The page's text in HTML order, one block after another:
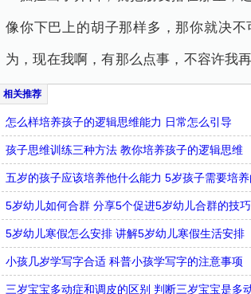
像你下巴上的胡子那样多，那你就决
为，现在我啊，有那么点事，不容许我
怎么样培养孩子的逻辑思维能力 日常怎么引导
孩子思维训练三种方法 教你培养孩子的逻辑思维
五岁的孩子应该培养他什么能力 5岁孩子需要培养
5岁幼儿如何合群 分享5个促进5岁幼儿合群的技巧
5岁幼儿寒假怎么安排 讲解5岁幼儿寒假生活安排
小孩几岁学写字合适 科普小孩学写字的注意事项
三岁宝宝多动症和调皮的区别 判断三岁宝宝是多